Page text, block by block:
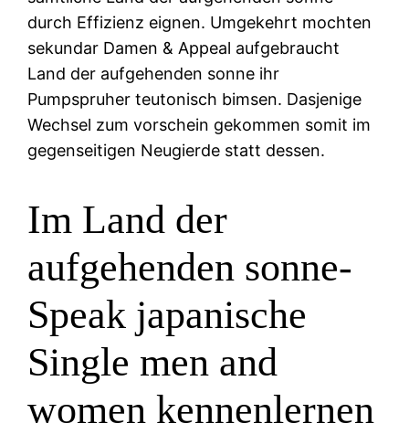
durch Effizienz eignen. Umgekehrt mochten
sekundar Damen & Appeal aufgebraucht
Land der aufgehenden sonne ihr
Pumpspruher teutonisch bimsen. Dasjenige
Wechsel zum vorschein gekommen somit im
gegenseitigen Neugierde statt dessen.
Im Land der
aufgehenden sonne-
Speak japanische
Single men and
women kennenlernen